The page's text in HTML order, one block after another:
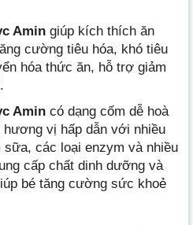
Amin giúp kích thích ăn
cường tiêu hóa, khó tiêu
hóa thức ăn, hỗ trợ giảm
Amin có dạng cốm dễ hoà
vị hấp dẫn với nhiều
sữa, các loại enzym và nhiều
cấp chất dinh dưỡng và
bé tăng cường sức khoẻ